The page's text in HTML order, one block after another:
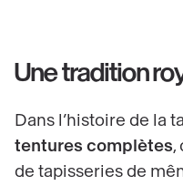
Une tradition
Dans l’histoire de la
tentures complètes,
de tapisseries de